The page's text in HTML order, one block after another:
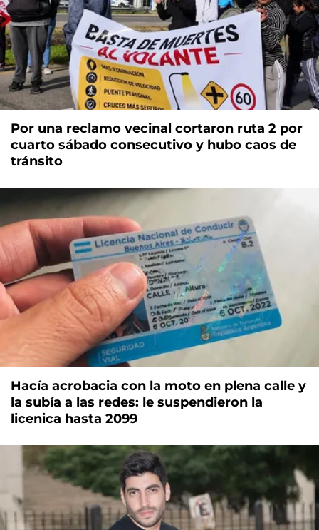
Por una reclamo vecinal cortaron ruta 2 por
cuarto sábado consecutivo y hubo caos de
tránsito
Hacía acrobacia con la moto en plena calle y
la subía a las redes: le suspendieron la
licenica hasta 2099